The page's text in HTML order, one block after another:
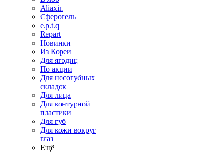
Aliaxin
Сферогель
e.p.t.q
Repart
Новинки
Из Кореи
Для ягодиц
По акции
Для носогубных
складок
Для лица
Для контурной
пластики
Для губ
Для кожи вокруг
глаз
Ещё